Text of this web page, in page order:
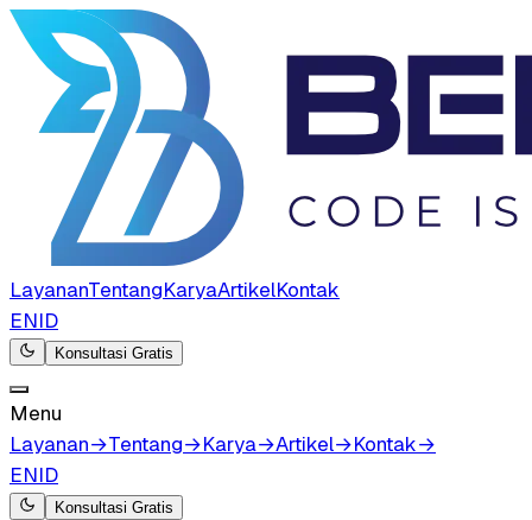
LayananTentangKaryaArtikelKontak
ENID
Konsultasi Gratis
Menu
Layanan→Tentang→Karya→Artikel→Kontak→
ENID
Konsultasi Gratis